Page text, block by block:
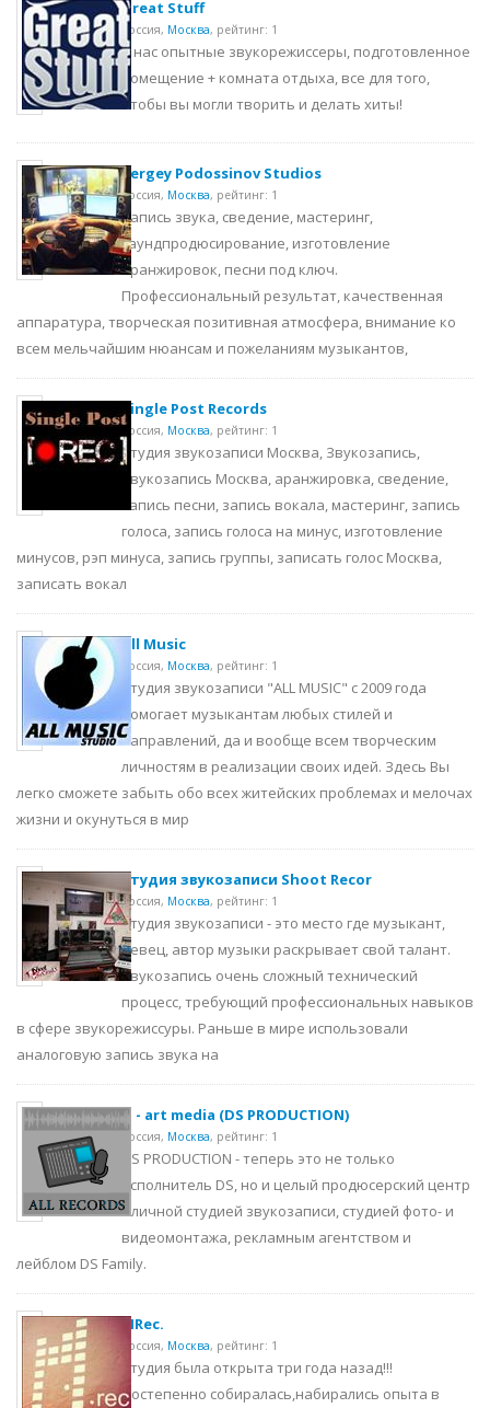
Great Stuff
Россия, Москва, рейтинг: 1
У нас опытные звукорежиссеры, подготовленное
помещение + комната отдыха, все для того,
чтобы вы могли творить и делать хиты!
Sergey Podossinov Studios
Россия, Москва, рейтинг: 1
Запись звука, сведение, мастеринг,
саундпродюсирование, изготовление
аранжировок, песни под ключ.
Профессиональный результат, качественная
аппаратура, творческая позитивная атмосфера, внимание ко
всем мельчайшим нюансам и пожеланиям музыкантов,
Single Post Records
Россия, Москва, рейтинг: 1
Студия звукозаписи Москва, Звукозапись,
Звукозапись Москва, аранжировка, сведение,
запись песни, запись вокала, мастеринг, запись
голоса, запись голоса на минус, изготовление
минусов, рэп минуса, запись группы, записать голос Москва,
записать вокал
All Music
Россия, Москва, рейтинг: 1
Студия звукозаписи "ALL MUSIC" с 2009 года
помогает музыкантам любых стилей и
направлений, да и вообще всем творческим
личностям в реализации своих идей. Здесь Вы
легко сможете забыть обо всех житейских проблемах и мелочах
жизни и окунуться в мир
Студия звукозаписи Shoot Recor
Россия, Москва, рейтинг: 1
Студия звукозаписи - это место где музыкант,
певец, автор музыки раскрывает свой талант.
Звукозапись очень сложный технический
процесс, требующий профессиональных навыков
в сфере звукорежиссуры. Раньше в мире использовали
аналоговую запись звука на
D - art media (DS PRODUCTION)
Россия, Москва, рейтинг: 1
DS PRODUCTION - теперь это не только
исполнитель DS, но и целый продюсерский центр
с личной студией звукозаписи, студией фото- и
видеомонтажа, рекламным агентством и
лейблом DS Family.
MRec.
Россия, Москва, рейтинг: 1
Студия была открыта три года назад!!!
Постепенно собиралась,набирались опыта в